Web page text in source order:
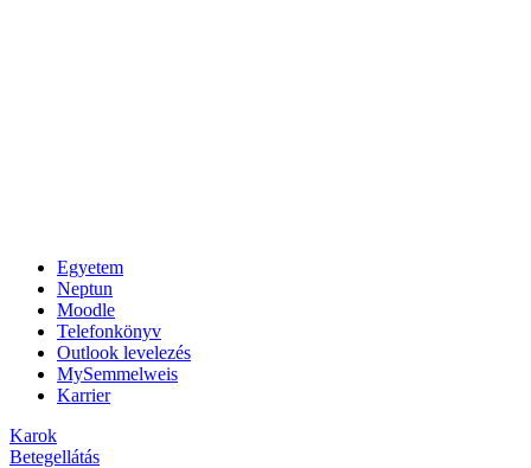
Egyetem
Neptun
Moodle
Telefonkönyv
Outlook levelezés
MySemmelweis
Karrier
Karok
Betegellátás